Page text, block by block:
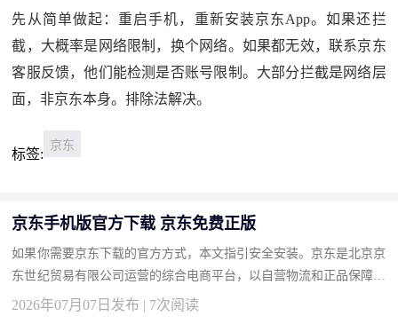
先从简单做起：重启手机，重新安装京东App。如果还拦
截，大概率是网络限制，换个网络。如果都无效，联系京东
客服反馈，他们能检测是否账号限制。大部分拦截是网络层
面，非京东本身。排除法解决。
标签:
京东
京东手机版官方下载 京东免费正版
如果你需要京东下载的官方方式，本文指引安全安装。京东是北京京
东世纪贸易有限公司运营的综合电商平台，以自营物流和正品保障著
称。按此获取正版，畅享品质购物。 下载地址：京东官方下载 为...
2026年07月07日发布 | 7次阅读